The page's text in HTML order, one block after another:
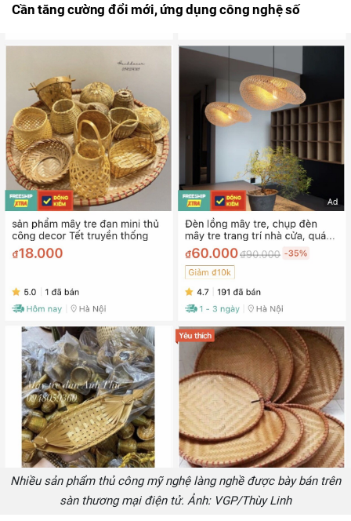
Cần tăng cường đổi mới, ứng dụng công nghệ số
Nhiều sản phẩm thủ công mỹ nghệ làng nghề được bày bán trên
sàn thương mại điện tử. Ảnh: VGP/Thùy Linh